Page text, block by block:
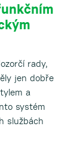
rady,
jen dobře
a
systém
službách